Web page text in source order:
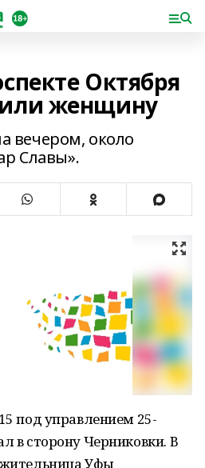
Октября
женщину
вечером, около
Славы».
под управлением 25-
в сторону Черниковки. В
жительница Уфы